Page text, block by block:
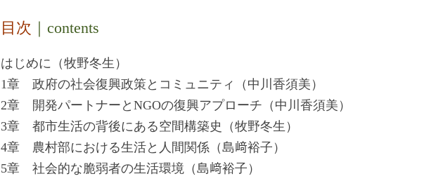
目次 ｜contents
はじめに（牧野冬生）
1章 政府の社会復興政策とコミュニティ（中川香須美）
2章 開発パートナーとNGOの復興アプローチ（中川香須美）
3章 都市生活の背後にある空間構築史（牧野冬生）
4章 農村部における生活と人間関係（島﨑裕子）
5章 社会的な脆弱者の生活環境（島﨑裕子）